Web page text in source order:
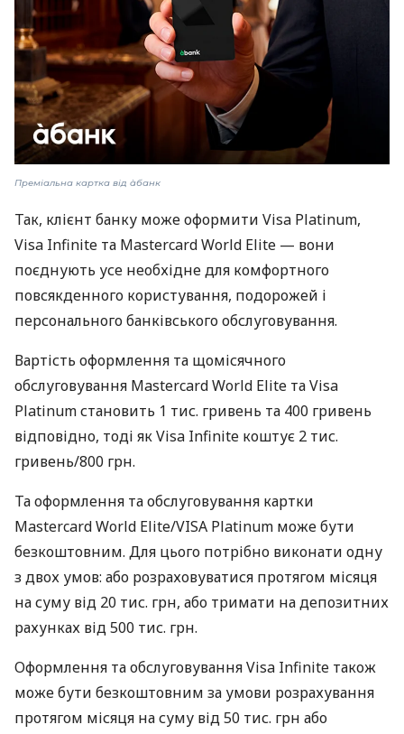
Преміальна картка від àбанк
Так, клієнт банку може оформити Visa Platinum,
Visa Infinite та Mastercard World Elite — вони
поєднують усе необхідне для комфортного
повсякденного користування, подорожей і
персонального банківського обслуговування.
Вартість оформлення та щомісячного
обслуговування Mastercard World Elite та Visa
Platinum становить 1 тис. гривень та 400 гривень
відповідно, тоді як Visa Infinite коштує 2 тис.
гривень/800 грн.
Та оформлення та обслуговування картки
Mastercard World Elite/VISA Platinum може бути
безкоштовним. Для цього потрібно виконати одну
з двох умов: або розраховуватися протягом місяця
на суму від 20 тис. грн, або тримати на депозитних
рахунках від 500 тис. грн.
Оформлення та обслуговування Visa Infinite також
може бути безкоштовним за умови розрахування
протягом місяця на суму від 50 тис. грн або